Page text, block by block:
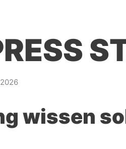
wissen